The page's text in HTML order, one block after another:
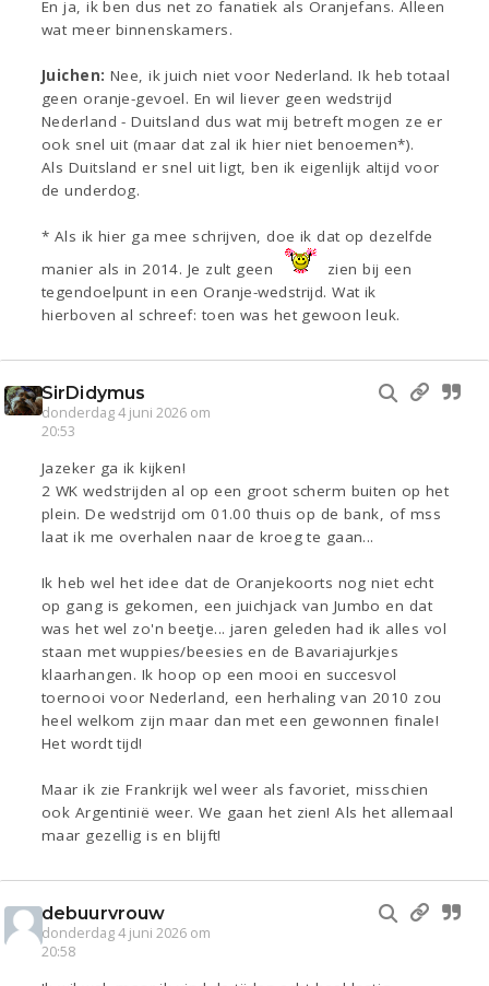
En ja, ik ben dus net zo fanatiek als Oranjefans. Alleen
wat meer binnenskamers.
Juichen: Nee, ik juich niet voor Nederland. Ik heb totaal
geen oranje-gevoel. En wil liever geen wedstrijd
Nederland - Duitsland dus wat mij betreft mogen ze er
ook snel uit (maar dat zal ik hier niet benoemen*).
Als Duitsland er snel uit ligt, ben ik eigenlijk altijd voor
de underdog.
* Als ik hier ga mee schrijven, doe ik dat op dezelfde
manier als in 2014. Je zult geen
zien bij een
tegendoelpunt in een Oranje-wedstrijd. Wat ik
hierboven al schreef: toen was het gewoon leuk.
SirDidymus
donderdag 4 juni 2026 om
20:53
Jazeker ga ik kijken!
2 WK wedstrijden al op een groot scherm buiten op het
plein. De wedstrijd om 01.00 thuis op de bank, of mss
laat ik me overhalen naar de kroeg te gaan...
Ik heb wel het idee dat de Oranjekoorts nog niet echt
op gang is gekomen, een juichjack van Jumbo en dat
was het wel zo'n beetje... jaren geleden had ik alles vol
staan met wuppies/beesies en de Bavariajurkjes
klaarhangen. Ik hoop op een mooi en succesvol
toernooi voor Nederland, een herhaling van 2010 zou
heel welkom zijn maar dan met een gewonnen finale!
Het wordt tijd!
Maar ik zie Frankrijk wel weer als favoriet, misschien
ook Argentinië weer. We gaan het zien! Als het allemaal
maar gezellig is en blijft!
debuurvrouw
donderdag 4 juni 2026 om
20:58